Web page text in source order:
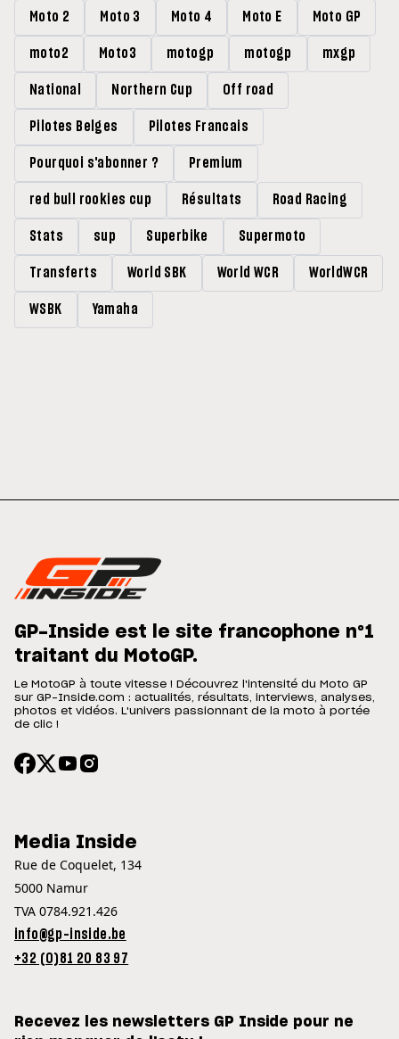
Moto 2 Moto 3 Moto 4 Moto E Moto GP
moto2 Moto3 motogp motogp mxgp
National Northern Cup Off road
Pilotes Belges Pilotes Francais
Pourquoi s'abonner ? Premium
red bull rookies cup Résultats Road Racing
Stats sup Superbike Supermoto
Transferts World SBK World WCR WorldWCR
WSBK Yamaha
GP-Inside est le site francophone n°1
traitant du MotoGP.
Le MotoGP à toute vitesse ! Découvrez l'intensité du Moto GP
sur GP-Inside.com : actualités, résultats, interviews, analyses,
photos et vidéos. L'univers passionnant de la moto à portée
de clic !
Media Inside
Rue de Coquelet, 134
5000 Namur
TVA 0784.921.426
info@gp-inside.be
+32 (0)81 20 83 97
Recevez les newsletters GP Inside pour ne